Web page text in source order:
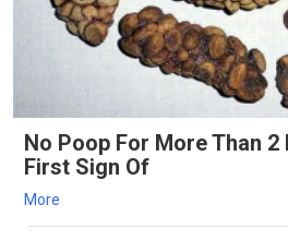
No Poop For More Than 2
First Sign Of
More